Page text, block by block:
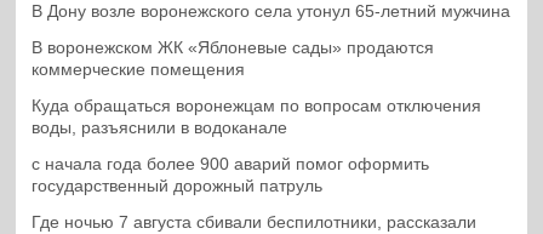
В Дону возле воронежского села утонул 65-летний мужчина
В воронежском ЖК «Яблоневые сады» продаются
коммерческие помещения
Куда обращаться воронежцам по вопросам отключения
воды, разъяснили в водоканале
с начала года более 900 аварий помог оформить
государственный дорожный патруль
Где ночью 7 августа сбивали беспилотники, рассказали